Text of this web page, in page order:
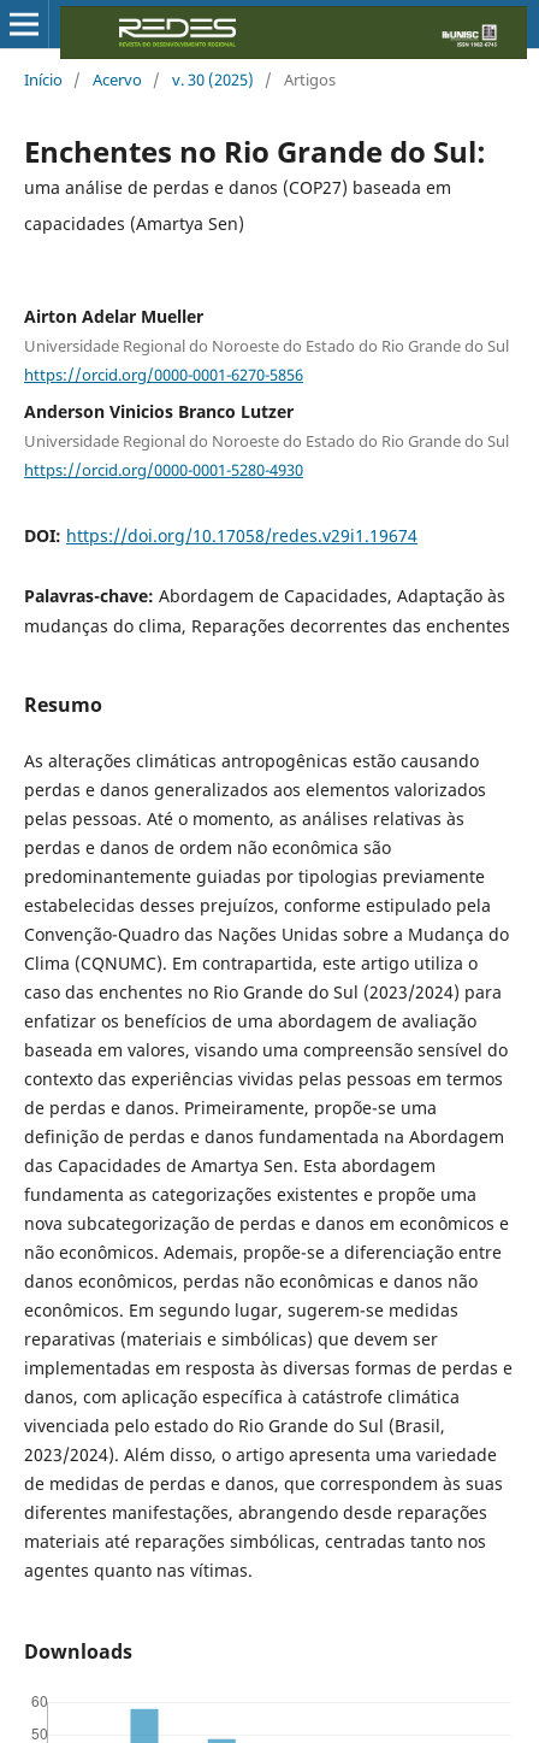
Início / Acervo / v. 30 (2025) / Artigos
Enchentes no Rio Grande do Sul:
uma análise de perdas e danos (COP27) baseada em
capacidades (Amartya Sen)
Airton Adelar Mueller
Universidade Regional do Noroeste do Estado do Rio Grande do Sul
https://orcid.org/0000-0001-6270-5856
Anderson Vinicios Branco Lutzer
Universidade Regional do Noroeste do Estado do Rio Grande do Sul
https://orcid.org/0000-0001-5280-4930
DOI: https://doi.org/10.17058/redes.v29i1.19674
Palavras-chave: Abordagem de Capacidades, Adaptação às
mudanças do clima, Reparações decorrentes das enchentes
Resumo
As alterações climáticas antropogênicas estão causando
perdas e danos generalizados aos elementos valorizados
pelas pessoas. Até o momento, as análises relativas às
perdas e danos de ordem não econômica são
predominantemente guiadas por tipologias previamente
estabelecidas desses prejuízos, conforme estipulado pela
Convenção-Quadro das Nações Unidas sobre a Mudança do
Clima (CQNUMC). Em contrapartida, este artigo utiliza o
caso das enchentes no Rio Grande do Sul (2023/2024) para
enfatizar os benefícios de uma abordagem de avaliação
baseada em valores, visando uma compreensão sensível do
contexto das experiências vividas pelas pessoas em termos
de perdas e danos. Primeiramente, propõe-se uma
definição de perdas e danos fundamentada na Abordagem
das Capacidades de Amartya Sen. Esta abordagem
fundamenta as categorizações existentes e propõe uma
nova subcategorização de perdas e danos em econômicos e
não econômicos. Ademais, propõe-se a diferenciação entre
danos econômicos, perdas não econômicas e danos não
econômicos. Em segundo lugar, sugerem-se medidas
reparativas (materiais e simbólicas) que devem ser
implementadas em resposta às diversas formas de perdas e
danos, com aplicação específica à catástrofe climática
vivenciada pelo estado do Rio Grande do Sul (Brasil,
2023/2024). Além disso, o artigo apresenta uma variedade
de medidas de perdas e danos, que correspondem às suas
diferentes manifestações, abrangendo desde reparações
materiais até reparações simbólicas, centradas tanto nos
agentes quanto nas vítimas.
Downloads